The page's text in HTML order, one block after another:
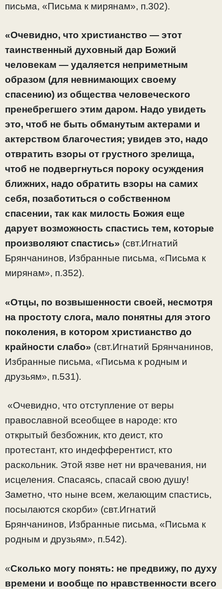
письма, «Письма к мирянам», п.302).
«Очевидно, что христианство — этот
таинственный духовный дар Божий
человекам — удаляется неприметным
образом (для невнимающих своему
спасению) из общества человеческого
пренебрегшего этим даром. Надо увидеть
это, чтоб не быть обманутым актерами и
актерством благочестия; увидев это, надо
отвратить взоры от грустного зрелища,
чтоб не подвергнуться пороку осуждения
ближних, надо обратить взоры на самих
себя, позаботиться о собствен­ном
спасении, так как милость Божия еще
дарует возможность спастись тем, которые
произволяют спастись» (свт.Игнатий
Брянчанинов, Избранные письма, «Письма к
мирянам», п.352).
«Отцы, по возвышенности своей, несмотря
на простоту слога, мало понятны для этого
поколения, в котором христианство до
крайности слабо» (свт.Игнатий Брянчанинов,
Избранные письма, «Письма к родным и
друзьям», п.531).
«Очевидно, что отступление от веры
православной всеобщее в народе: кто
открытый безбожник, кто деист, кто
протестант, кто индефферентист, кто
раскольник. Этой язве нет ни врачевания, ни
исцеления. Спасаясь, спасай свою душу!
Заметно, что ныне всем, желающим спастись,
посылаются скорби» (свт.Игнатий
Брянчанинов, Избранные письма, «Письма к
родным и друзьям», п.542).
«Сколько могу понять: не предвижу, по духу
времени и вообще по нравственности всего